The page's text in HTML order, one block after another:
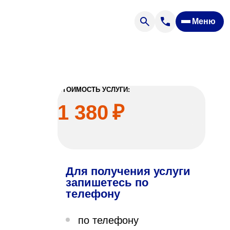
Меню
«Парус»
СТОИМОСТЬ УСЛУГИ:
1 380 ₽
Для получения услуги
запишетесь по
телефону
по телефону